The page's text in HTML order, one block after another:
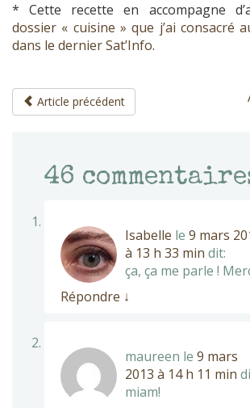
* Cette recette en accompagne
dossier « cuisine » que j’ai consacré
dans le dernier Sat’Info.
Article précédent
46
Isabelle le 9 mars
à 13 h 33 min dit:
ça, ça me parle !
Répondre ↓
maureen le 9 mars
2013 à 14 h 11 min
miam!